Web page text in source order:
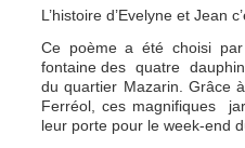
L’histoire d’Evelyne et Jean
Ce poème a été choisi
fontaine des quatre
du quartier Mazarin. Grâce
Ferréol, ces magnifiques
leur porte pour le week-end